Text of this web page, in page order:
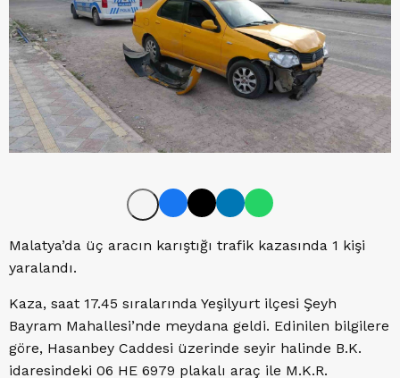
Malatya’da üç aracın karıştığı trafik kazasında 1 kişi
yaralandı.
Kaza, saat 17.45 sıralarında Yeşilyurt ilçesi Şeyh
Bayram Mahallesi’nde meydana geldi. Edinilen bilgilere
göre, Hasanbey Caddesi üzerinde seyir halinde B.K.
idaresindeki 06 HE 6979 plakalı araç ile M.K.R.